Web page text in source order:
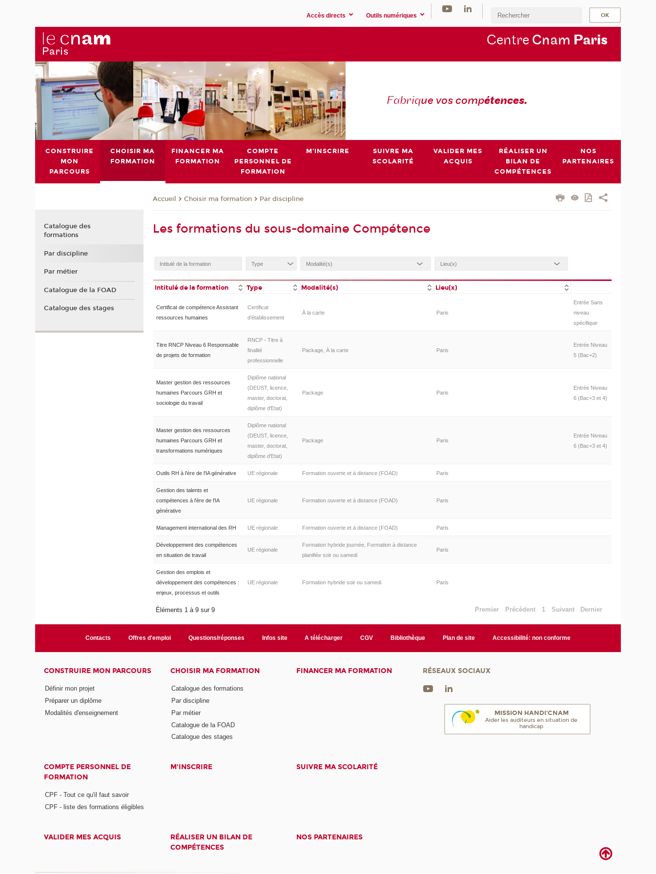
Accès directs Outils numériques
Centre Cnam Paris
Fabrique vos compétences.
CONSTRUIRE
MON
PARCOURS
CHOISIR MA
FORMATION
FINANCER MA
FORMATION
COMPTE
PERSONNEL DE
FORMATION
M'INSCRIRE
SUIVRE MA
SCOLARITÉ
VALIDER MES
ACQUIS
RÉALISER UN
BILAN DE
COMPÉTENCES
NOS
PARTENAIRES
Accueil Choisir ma formation Par discipline
Les formations du sous-domaine Compétence
Intitulé de la formation Type Modalité(s) Lieu(x)
Certificat de compétence Assistant
ressources humaines
Certificat
d'établissement
À la carte Paris
Entrée Sans
niveau
spécifique
Titre RNCP Niveau 6 Responsable
de projets de formation
RNCP - Titre à
finalité
professionnelle
Package, À la carte Paris
Entrée Niveau
5 (Bac+2)
Master gestion des ressources
humaines Parcours GRH et
sociologie du travail
Diplôme national
(DEUST, licence,
master, doctorat,
diplôme d'Etat)
Package Paris
Entrée Niveau
6 (Bac+3 et 4)
Master gestion des ressources
humaines Parcours GRH et
transformations numériques
Diplôme national
(DEUST, licence,
master, doctorat,
diplôme d'Etat)
Package Paris
Entrée Niveau
6 (Bac+3 et 4)
Outils RH à l'ère de l'IA générative UE régionale Formation ouverte et à distance (FOAD) Paris
Gestion des talents et
compétences à l'ère de l'IA
générative
UE régionale Formation ouverte et à distance (FOAD) Paris
Management international des RH UE régionale Formation ouverte et à distance (FOAD) Paris
Développement des compétences
en situation de travail
UE régionale
Formation hybride journée, Formation à distance
planifiée soir ou samedi
Paris
Gestion des emplois et
développement des compétences :
enjeux, processus et outils
UE régionale Formation hybride soir ou samedi Paris
Éléments 1 à 9 sur 9 Premier Précédent 1 Suivant Dernier
Catalogue des
formations
Par discipline
Par métier
Catalogue de la FOAD
Catalogue des stages
Contacts Offres d'emploi Questions/réponses Infos site A télécharger CGV Bibliothèque Plan de site Accessibilité: non conforme
CONSTRUIRE MON PARCOURS
Définir mon projet
Préparer un diplôme
Modalités d'enseignement
CHOISIR MA FORMATION
Catalogue des formations
Par discipline
Par métier
Catalogue de la FOAD
Catalogue des stages
FINANCER MA FORMATION
COMPTE PERSONNEL DE
FORMATION
CPF - Tout ce qu'il faut savoir
CPF - liste des formations éligibles
M'INSCRIRE SUIVRE MA SCOLARITÉ
VALIDER MES ACQUIS
RÉALISER UN BILAN DE
COMPÉTENCES
NOS PARTENAIRES
RÉSEAUX SOCIAUX
MISSION HANDI'CNAM
Aider les auditeurs en situation de
handicap